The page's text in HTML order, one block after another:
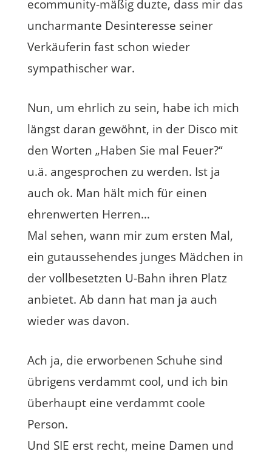
ecommunity-mäßig duzte, dass mir das
uncharmante Desinteresse seiner
Verkäuferin fast schon wieder
sympathischer war.
Nun, um ehrlich zu sein, habe ich mich
längst daran gewöhnt, in der Disco mit
den Worten „Haben Sie mal Feuer?“
u.ä. angesprochen zu werden. Ist ja
auch ok. Man hält mich für einen
ehrenwerten Herren…
Mal sehen, wann mir zum ersten Mal,
ein gutaussehendes junges Mädchen in
der vollbesetzten U-Bahn ihren Platz
anbietet. Ab dann hat man ja auch
wieder was davon.
Ach ja, die erworbenen Schuhe sind
übrigens verdammt cool, und ich bin
überhaupt eine verdammt coole
Person.
Und SIE erst recht, meine Damen und